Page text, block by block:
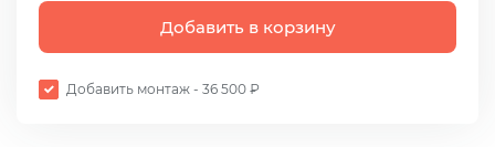
Добавить в корзину
Добавить монтаж - 36 500 ₽